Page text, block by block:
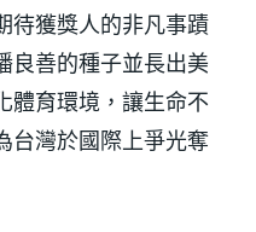
待獲獎人的非凡事蹟
良善的種子並長出美
體育環境，讓生命不
台灣於國際上爭光奪